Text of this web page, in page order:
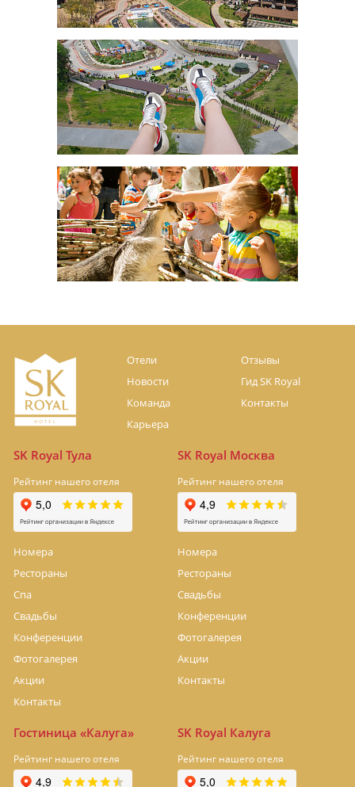
Отели
Новости
Команда
Карьера
Отзывы
Гид SK Royal
Контакты
SK Royal Тула
Рейтинг нашего отеля
Номера
Рестораны
Спа
Свадьбы
Конференции
Фотогалерея
Акции
Контакты
SK Royal Москва
Рейтинг нашего отеля
Номера
Рестораны
Свадьбы
Конференции
Фотогалерея
Акции
Контакты
Гостиница «Калуга»
Рейтинг нашего отеля
SK Royal Калуга
Рейтинг нашего отеля